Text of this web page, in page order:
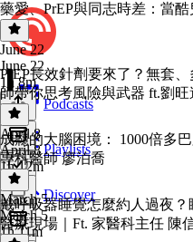
Podcasts
Playlists
Discover
藥愛、PrEP與同志時差：當
June 22
June 22
1h 8m
PrEP長效針劑要來了？無套
師帶你思考風險與武器 ft.劉旺
April 8
April 8
1h 12m
成癮的大腦困境： 1000倍多
專科醫師 廖泊喬
March 5
March 5
1h 11m
戴呼吸器睡覺怎麼約人過夜
醫療現場｜Ft. 家醫科主任 陳